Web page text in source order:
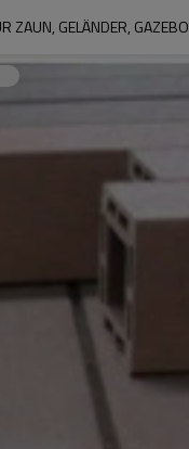
ZAUN, GELÄNDER,